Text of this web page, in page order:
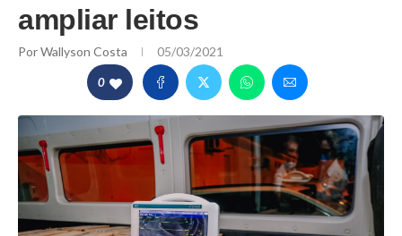
ampliar leitos
PorWallyson Costa 05/03/2021
0